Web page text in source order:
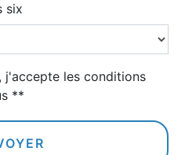
six
j'accepte les conditions
**